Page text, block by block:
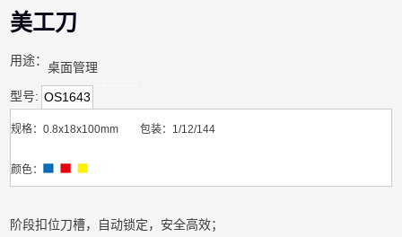
美工刀
用途： 桌面管理
型号: OS1643
规格：0.8x18x100mm 包装：1/12/144
颜色：
阶段扣位刀槽，自动锁定，安全高效；